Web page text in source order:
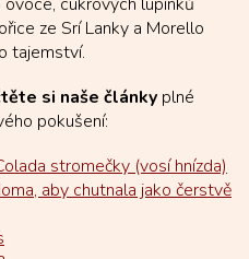
ze Srí Lanky a Morello
tajemství.
si naše články plné
pokušení:
stromečky (vosí hnízda)
aby chutnala jako čerstvě